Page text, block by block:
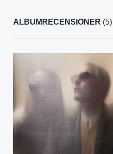
ALBUMRECENSIONER (5)